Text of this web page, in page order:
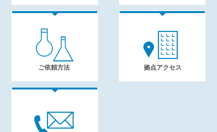
ご依頼方法 拠点アクセス